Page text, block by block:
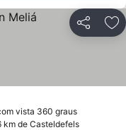
Partilhar
vista 360 grausVer
km de Casteldefels